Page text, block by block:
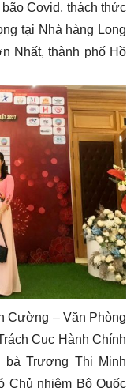
Covid, thách thức
tại Nhà hàng Long
Nhất, thành phố Hồ
Cường – Văn Phòng
Cục Hành Chính
bà Trương Thị Minh
Chủ nhiệm Bộ Quốc